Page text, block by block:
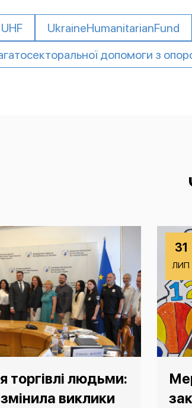
UHF UkraineHumanitarianFund
допомоги з
торгівлі людьми:
виклики
31
ЛИП